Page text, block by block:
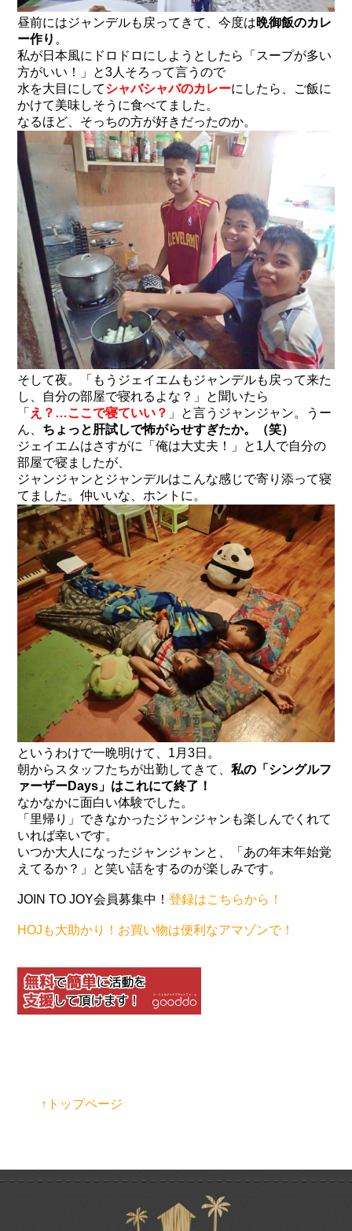
昼前にはジャンデルも戻ってきて、今度は晩御飯のカレ
ー作り 。
私が日本風にドロドロにしようとしたら「スープが多い
方がいい！」と3人そろって言うので
水を大目にしてシャバシャバのカレーにしたら、ご飯に
かけて美味しそうに食べてました。
なるほど、そっちの方が好きだったのか。
そして夜。「もうジェイエムもジャンデルも戻って来た
し、自分の部屋で寝れるよな？」と聞いたら
「 え？…ここで寝ていい？ 」と言うジャンジャン。うー
ん、 ちょっと肝試しで怖がらせすぎたか。（笑）
ジェイエムはさすがに「俺は大丈夫！」と1人で自分の
部屋で寝ましたが、
ジャンジャンとジャンデルはこんな感じで寄り添って寝
てました。仲いいな、ホントに。
というわけで一晩明けて、1月3日。
朝からスタッフたちが出勤してきて、私の「シングルフ
ァーザーDays」はこれにて終了！
なかなかに面白い体験でした。
「里帰り」できなかったジャンジャンも楽しんでくれて
いれば幸いです。
いつか大人になったジャンジャンと、「あの年末年始覚
えてるか？」と笑い話をするのが楽しみです。
JOIN TO JOY会員募集中！登録はこちらから！
HOJも大助かり！お買い物は便利なアマゾンで！
↑トップページ